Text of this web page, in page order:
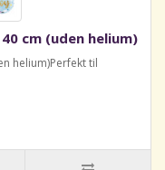
cm (uden helium)
helium)Perfekt til